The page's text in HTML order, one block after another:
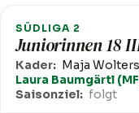
SÜDLIGA 2
Juniorinnen 18
Kader: Maja
Laura Baumgärtl
Saisonziel: folgt